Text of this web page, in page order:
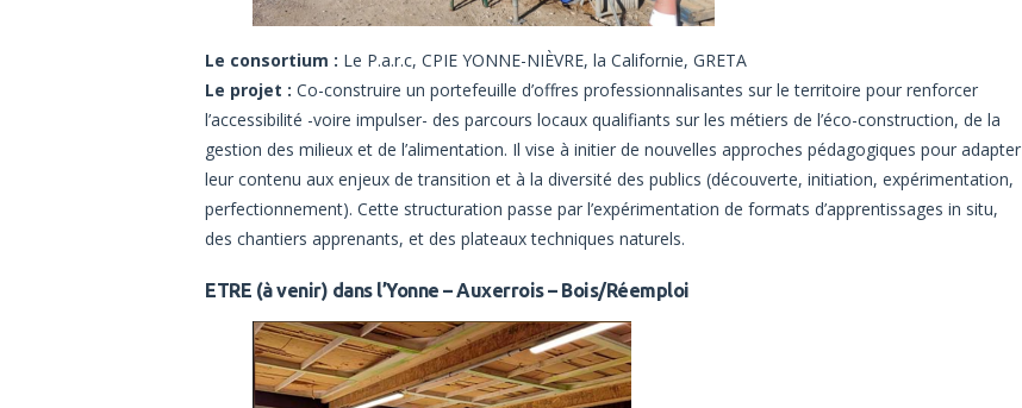
Le consortium : Le P.a.r.c, CPIE YONNE-NIÈVRE, la Californie, GRETA
Le projet : Co-construire un portefeuille d’offres professionnalisantes sur le territoire pour renforcer
l’accessibilité -voire impulser- des parcours locaux qualifiants sur les métiers de l’éco-construction, de la
gestion des milieux et de l’alimentation. Il vise à initier de nouvelles approches pédagogiques pour adapter
leur contenu aux enjeux de transition et à la diversité des publics (découverte, initiation, expérimentation,
perfectionnement). Cette structuration passe par l’expérimentation de formats d’apprentissages in situ,
des chantiers apprenants, et des plateaux techniques naturels.
ETRE (à venir) dans l’Yonne – Auxerrois – Bois/Réemploi